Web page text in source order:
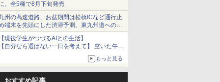
。全5種で8月下旬発売
州の高速道路、お盆期間は松橋ICなど通行止
端末を先頭にした渋滞予測。東九州道への迂
は料金調整を実施
現役学生がつづるAIとの生活】
自分なら選ばない一日を考えて】 空いた午後
チャッピーに捧げたら、思わぬ絶景に出会っ
もっと見る